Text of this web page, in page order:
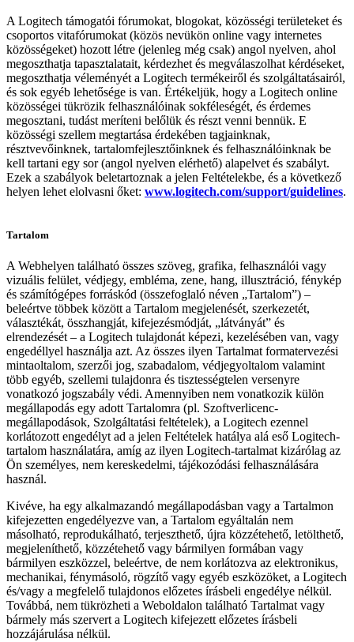
A Logitech támogatói fórumokat, blogokat, közösségi területeket és
csoportos vitafórumokat (közös nevükön online vagy internetes
közösségeket) hozott létre (jelenleg még csak) angol nyelven, ahol
megoszthatja tapasztalatait, kérdezhet és megválaszolhat kérdéseket,
megoszthatja véleményét a Logitech termékeiről és szolgáltatásairól,
és sok egyéb lehetősége is van. Értékeljük, hogy a Logitech online
közösségei tükrözik felhasználóinak sokféleségét, és érdemes
megosztani, tudást meríteni belőlük és részt venni bennük. E
közösségi szellem megtartása érdekében tagjainknak,
résztvevőinknek, tartalomfejlesztőinknek és felhasználóinknak be
kell tartani egy sor (angol nyelven elérhető) alapelvet és szabályt.
Ezek a szabályok beletartoznak a jelen Feltételekbe, és a következő
helyen lehet elolvasni őket: www.logitech.com/support/guidelines.
Tartalom
A Webhelyen található összes szöveg, grafika, felhasználói vagy
vizuális felület, védjegy, embléma, zene, hang, illusztráció, fénykép
és számítógépes forráskód (összefoglaló néven „Tartalom”) –
beleértve többek között a Tartalom megjelenését, szerkezetét,
választékát, összhangját, kifejezésmódját, „látványát” és
elrendezését – a Logitech tulajdonát képezi, kezelésében van, vagy
engedéllyel használja azt. Az összes ilyen Tartalmat formatervezési
mintaoltalom, szerzői jog, szabadalom, védjegyoltalom valamint
több egyéb, szellemi tulajdonra és tisztességtelen versenyre
vonatkozó jogszabály védi. Amennyiben nem vonatkozik külön
megállapodás egy adott Tartalomra (pl. Szoftverlicenc-
megállapodások, Szolgáltatási feltételek), a Logitech ezennel
korlátozott engedélyt ad a jelen Feltételek hatálya alá eső Logitech-
tartalom használatára, amíg az ilyen Logitech-tartalmat kizárólag az
Ön személyes, nem kereskedelmi, tájékozódási felhasználására
használ.
Kivéve, ha egy alkalmazandó megállapodásban vagy a Tartalmon
kifejezetten engedélyezve van, a Tartalom egyáltalán nem
másolható, reprodukálható, terjeszthető, újra közzétehető, letölthető,
megjeleníthető, közzétehető vagy bármilyen formában vagy
bármilyen eszközzel, beleértve, de nem korlátozva az elektronikus,
mechanikai, fénymásoló, rögzítő vagy egyéb eszközöket, a Logitech
és/vagy a megfelelő tulajdonos előzetes írásbeli engedélye nélkül.
Továbbá, nem tükrözheti a Weboldalon található Tartalmat vagy
bármely más szervert a Logitech kifejezett előzetes írásbeli
hozzájárulása nélkül.